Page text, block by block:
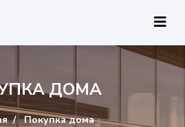
ДОМА
Покупка дома